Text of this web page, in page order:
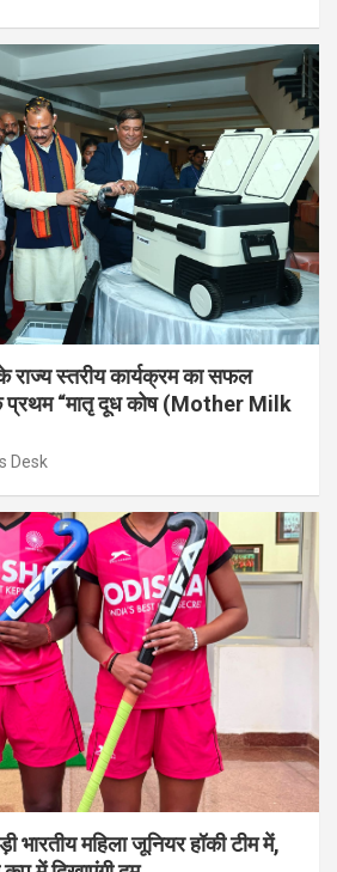
राज्य स्तरीय कार्यक्रम का सफल
प्रथम “मातृ दूध कोष (Mother Milk
Desk
भारतीय महिला जूनियर हॉकी टीम में,